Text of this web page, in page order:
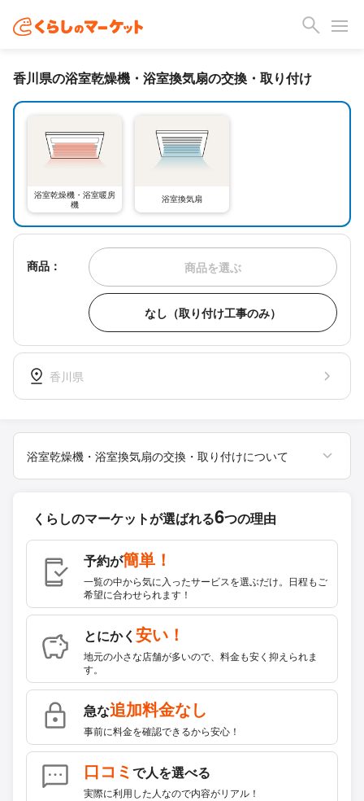
香川県の浴室乾燥機・浴室換気扇の交換・取り付け
浴室乾燥機・浴室暖房
機
浴室換気扇
商品： 商品を選ぶ
なし（取り付け工事のみ）
香川県
浴室乾燥機・浴室換気扇の交換・取り付けについて
くらしのマーケットが選ばれる6つの理由
予約が簡単！
一覧の中から気に入ったサービスを選ぶだけ。日程もご
希望に合わせられます！
とにかく 安い！
地元の小さな店舗が多いので、料金も安く抑えられま
す。
急な追加料金なし
事前に料金を確認できるから安心！
口コミで人を選べる
実際に利用した人なので内容がリアル！